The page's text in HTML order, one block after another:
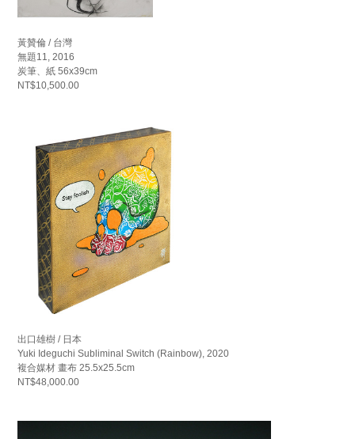
黃贊倫 / 台灣
無題11, 2016
炭筆、紙 56x39cm
NT$10,500.00
出口雄樹 / 日本
Yuki Ideguchi Subliminal Switch (Rainbow), 2020
複合媒材 畫布 25.5x25.5cm
NT$48,000.00